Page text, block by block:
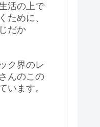
活の上で
ために、
だか
ク界のレ
んのこの
います。